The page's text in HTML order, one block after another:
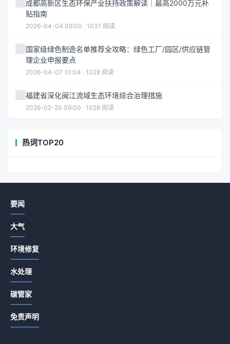
成都高新区生态环保产业扶持政策解读｜最高2000万元补
贴指南
2026-04-04 09:00 · 1031 阅读
国家级绿色制造名单推荐全攻略：绿色工厂/园区/供应链管
理企业申报要点
2026-04-07 10:04 · 1028 阅读
福建省深化闽江流域生态环境综合治理措施
2026-02-20 09:00 · 1028 阅读
热词TOP20
要闻
大气
环境修复
水处理
碳管家
免责声明